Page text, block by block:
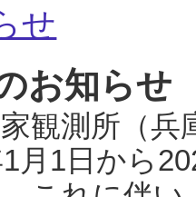
せ
お知らせ
観測所（
月1日から